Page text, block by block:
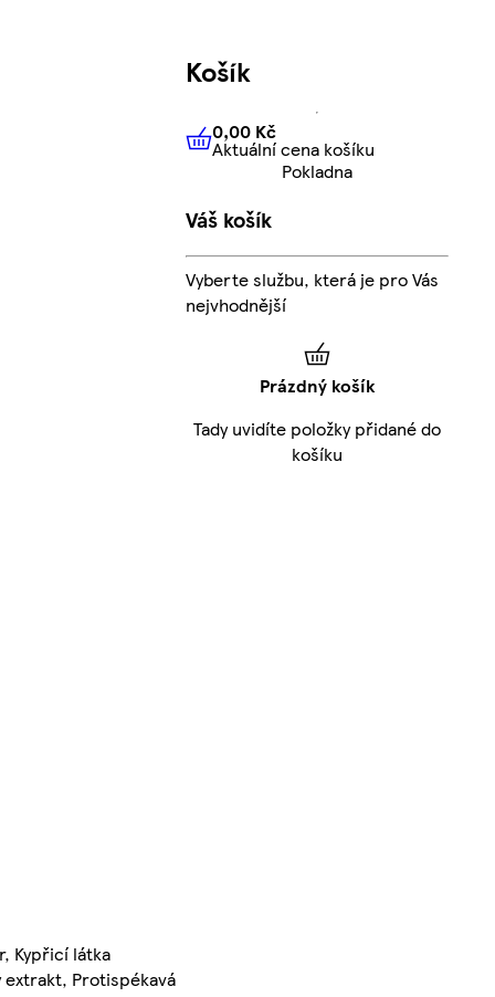
Kypřicí látka
extrakt, Protispékavá
Košík
0,00 KčAktuální cena košíku
0,00 Kč
Aktuální cena košíku
Pokladna
Váš košík
Vyberte službu, která je pro Vás
nejvhodnější
Prázdný košík
Tady uvidíte položky přidané do
košíku